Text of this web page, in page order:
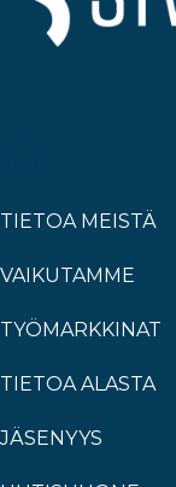
TIETOA MEISTÄ
VAIKUTAMME
TYÖMARKKINAT
TIETOA ALASTA
JÄSENYYS